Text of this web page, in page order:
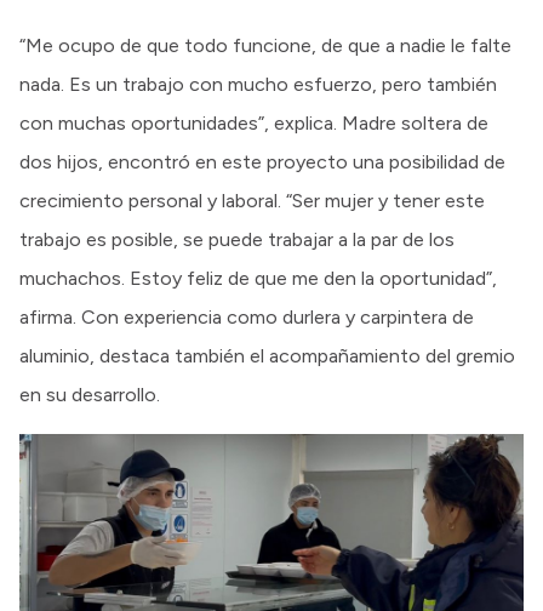
“Me ocupo de que todo funcione, de que a nadie le falte
nada. Es un trabajo con mucho esfuerzo, pero también
con muchas oportunidades”, explica. Madre soltera de
dos hijos, encontró en este proyecto una posibilidad de
crecimiento personal y laboral. “Ser mujer y tener este
trabajo es posible, se puede trabajar a la par de los
muchachos. Estoy feliz de que me den la oportunidad”,
afirma. Con experiencia como durlera y carpintera de
aluminio, destaca también el acompañamiento del gremio
en su desarrollo.